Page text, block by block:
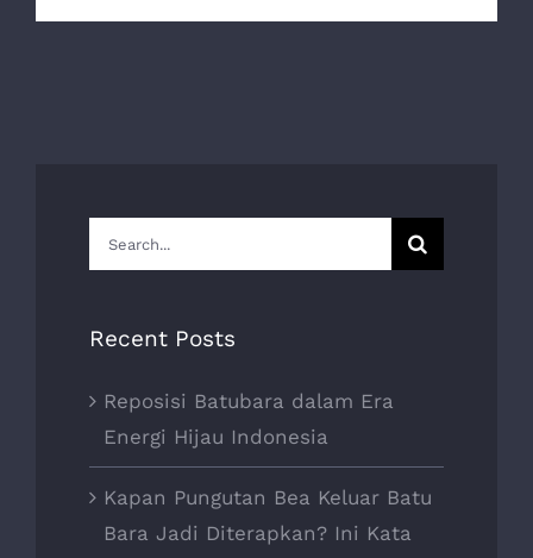
Search
for:
Recent Posts
Reposisi Batubara dalam Era
Energi Hijau Indonesia
Kapan Pungutan Bea Keluar Batu
Bara Jadi Diterapkan? Ini Kata